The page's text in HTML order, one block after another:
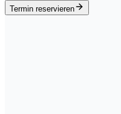
Termin reservieren